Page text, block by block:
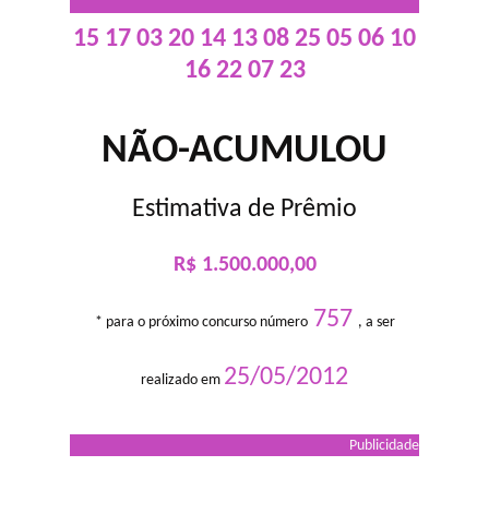
15 17 03 20 14 13 08 25 05 06 10
16 22 07 23
NÃO-ACUMULOU
Estimativa de Prêmio
R$ 1.500.000,00
* para o próximo concurso número757 , a ser
realizado em 25/05/2012
Publicidade